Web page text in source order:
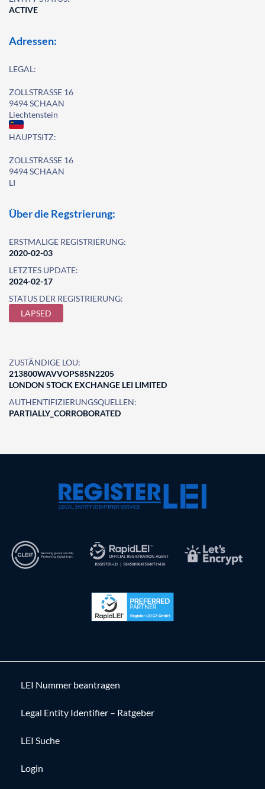
ACTIVE
Adressen:
LEGAL:
ZOLLSTRASSE 16
9494 SCHAAN
Liechtenstein
HAUPTSITZ:
ZOLLSTRASSE 16
9494 SCHAAN
LI
Über die Regstrierung:
ERSTMALIGE REGISTRIERUNG:
2020-02-03
LETZTES UPDATE:
2024-02-17
STATUS DER REGISTRIERUNG:
LAPSED
ZUSTÄNDIGE LOU:
213800WAVVOPS85N2205
LONDON STOCK EXCHANGE LEI LIMITED
AUTHENTIFIZIERUNGSQUELLEN:
PARTIALLY_CORROBORATED
LEI Nummer beantragen
Legal Entity Identifier – Ratgeber
LEI Suche
Login